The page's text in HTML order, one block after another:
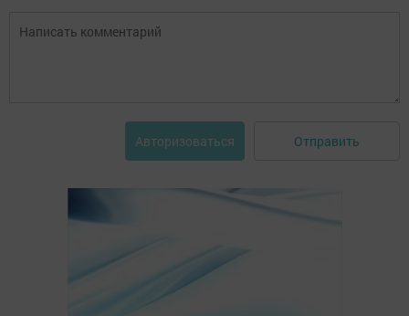
Авторизоваться Отправить